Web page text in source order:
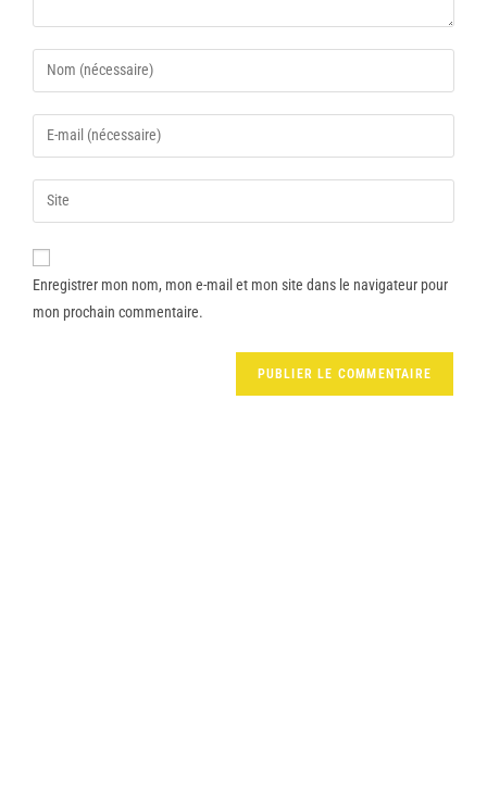
Enregistrer mon nom, mon e-mail et mon site dans le navigateur pour
mon prochain commentaire.